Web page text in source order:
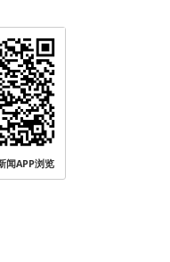
闻APP浏览